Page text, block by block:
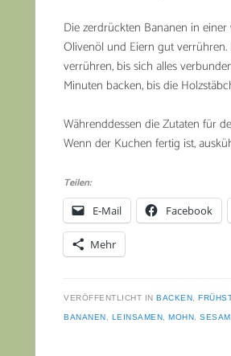
Die zerdrückten Bananen in
Olivenöl und Eiern gut
verrühren, bis sich alles
Minuten backen, bis die
Währenddessen die Zutaten für
Wenn der Kuchen fertig ist,
Teilen:
E-Mail Facebook
Mehr
VERÖFFENTLICHT IN BACKEN,
BANANEN, LEINSAMEN, MOHN, SESAM